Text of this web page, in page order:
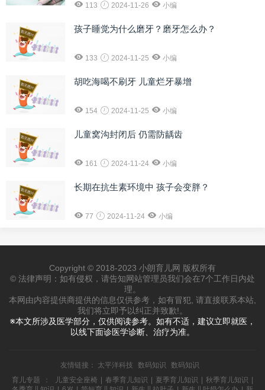
113 2024-11-26 小编
孩子睡觉为什么磨牙？磨牙怎么办？
133 2024-11-25 小编
胡吃海喝不刷牙 儿童烂牙暴增
154 2024-11-25 小编
儿童窝沟封闭后 仍需防龋齿
161 2024-11-24 小编
长期在抗生素环境中 孩子会变胖？
77 2024-11-24 小编
Copyright © 2018-2023 小朗育儿网 版权所有
© 法律声明：如有侵权，请告知网站管理员我们会在7个工作日内处
理。
本网由内容提供商提供的信息仅供参考，如有冒犯, 请直接联系本站,
我们将立即予以纠正并致歉!。
※本文所涉及医学部分，仅供阅读参考。如有不适，建议立即就医，
以线下面诊医学诊断、治疗为准。
友情链接： 太平洋科技 数码知识
数码知识
育儿专题
： 儿童安全座椅 春季育儿知识 夏季育儿知识 秋季育儿知识